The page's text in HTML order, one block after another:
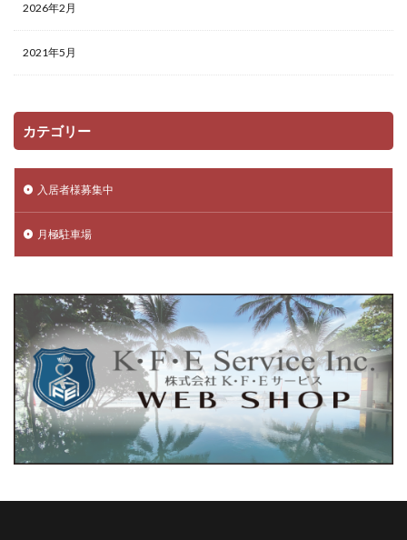
2026年2月
2021年5月
カテゴリー
入居者様募集中
月極駐車場